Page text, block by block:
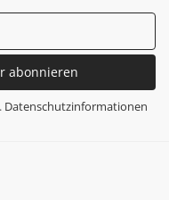
abonnieren
Datenschutzinformationen